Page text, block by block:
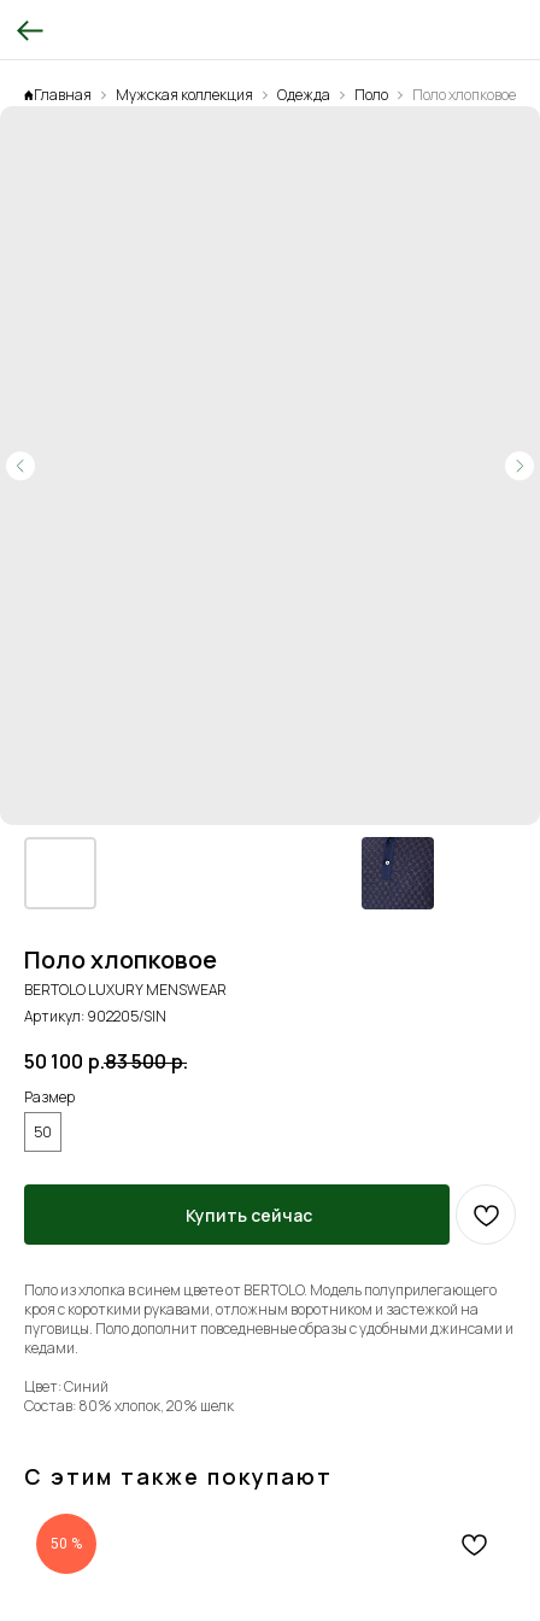
Главная Мужская коллекция Одежда Поло Поло хлопковое
Поло хлопковое
BERTOLO LUXURY MENSWEAR
Артикул:902205/SIN
50 100 р.83 500р.
Размер
50
Купить сейчас
Поло из хлопка в синем цвете от BERTOLO. Модель полуприлегающего
кроя с короткими рукавами, отложным воротником и застежкой на
пуговицы. Поло дополнит повседневные образы с удобными джинсами и
кедами.
Цвет: Синий
Состав: 80% хлопок, 20% шелк
С этим также покупают
50 %